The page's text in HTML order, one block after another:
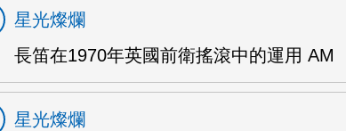
星光燦爛
長笛在1970年英國前衛搖滾中的運用 AM
星光燦爛